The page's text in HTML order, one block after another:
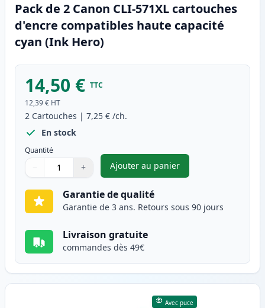
Pack de 2 Canon CLI-571XL cartouches
d'encre compatibles haute capacité
cyan (Ink Hero)
14,50 € TTC
12,39 € HT
2 Cartouches | 7,25 € /ch.
En stock
Quantité
Quantité
Utilisez les boutons pour ajuster
− +
Quantité
Ajouter au panier
,Pack de 2 Canon CLI-571XL
Garantie de qualité
Garantie de 3 ans. Retours sous 90 jours
Livraison gratuite
commandes dès 49€
Avec puce